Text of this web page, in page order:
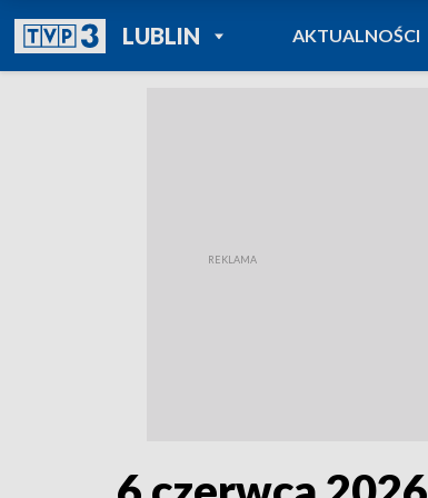
LUBLINPOWRÓT DO
TVP REGIONY
AKTUALNOŚCI